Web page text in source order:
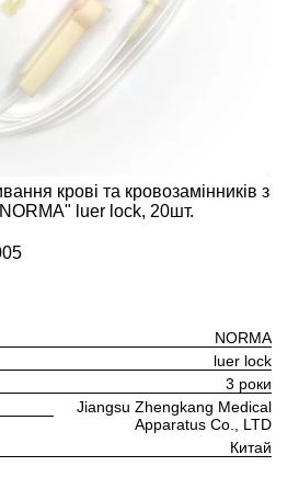
крові та кровозамінників з
luer lock, 20шт.
NORMA
luer lock
3 роки
Jiangsu Zhengkang Medical
Apparatus Co., LTD
Китай